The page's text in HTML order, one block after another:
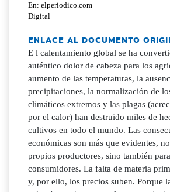
En: elperiodico.com
Digital
ENLACE AL DOCUMENTO
E l calentamiento global se ha
auténtico dolor de cabeza para los
aumento de las temperaturas, la
precipitaciones, la normalización de
climáticos extremos y las plagas
por el calor) han destruido miles de
cultivos en todo el mundo. Las
económicas son más que evidentes,
propios productores, sino también
consumidores. La falta de materia
y, por ello, los precios suben. Porque